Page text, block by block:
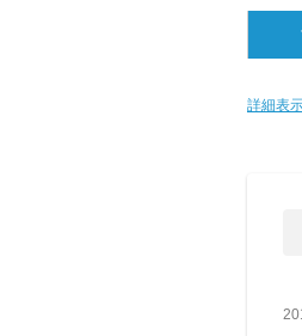
詳細表